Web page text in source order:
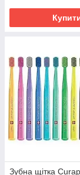
зубами,
форма
Зубна щітка